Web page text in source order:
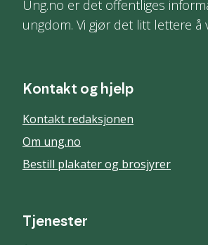
Ung.no er det offentliges
ungdom. Vi gjør det litt lettere å
Kontakt og hjelp
Kontakt redaksjonen
Om ung.no
Bestill plakater og brosjyrer
Tjenester